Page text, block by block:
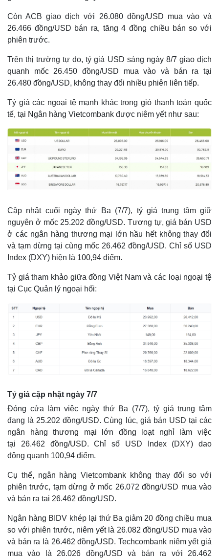
Quan sát
Cuộc sống đó đây
Hồ sơ
Video
Ảnh
E-Magazine
Infographic
Còn ACB giao dịch với 26.080 đồng/USD mua vào và
26.466 đồng/USD bán ra, tăng 4 đồng chiều bán so với
phiên trước.
Trên thị trường tự do, tỷ giá USD sáng ngày 8/7 giao dịch
quanh mốc 26.450 đồng/USD mua vào và bán ra tại
26.480 đồng/USD, không thay đổi nhiều phiên liên tiếp.
Tỷ giá các ngoại tệ mạnh khác trong giỏ thanh toán quốc
tế, tại Ngân hàng Vietcombank được niêm yết như sau:
Cập nhật cuối ngày thứ Ba (7/7), tỷ giá trung tâm giữ
nguyên ở mốc 25.202 đồng/USD. Tương tự, giá bán USD
ở các ngân hàng thương mại lớn hầu hết không thay đổi
và tạm dừng tại cùng mốc 26.462 đồng/USD. Chỉ số USD
Index (DXY) hiện là 100,94 điểm.
Tỷ giá tham khảo giữa đồng Việt Nam và các loại ngoại tệ
tại Cục Quản lý ngoại hối:
Tỷ giá cập nhật ngày 7/7
Đóng cửa làm việc ngày thứ Ba (7/7), tỷ giá trung tâm
đang là 25.202 đồng/USD. Cùng lúc, giá bán USD tại các
ngân hàng thương mại lớn đồng loạt nghỉ làm việc
tại 26.462 đồng/USD. Chỉ số USD Index (DXY) dao
động quanh 100,94 điểm.
Cụ thể, ngân hàng Vietcombank không thay đổi so với
phiên trước, tạm dừng ở mốc 26.072 đồng/USD mua vào
và bán ra tại 26.462 đồng/USD.
Ngân hàng BIDV khép lại thứ Ba giảm 20 đồng chiều mua
so với phiên trước, niêm yết là 26.082 đồng/USD mua vào
và bán ra là 26.462 đồng/USD. Techcombank niêm yết giá
mua vào là 26.026 đồng/USD và bán ra với 26.462